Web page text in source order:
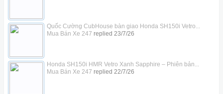
Quốc Cường CubHouse bàn giao Honda SH150i Vetro...
Mua Bán Xe 247 replied 23/7/26
Honda SH150i HMR Vetro Xanh Sapphire – Phiên bản...
Mua Bán Xe 247 replied 22/7/26